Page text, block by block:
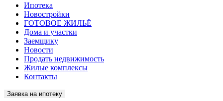
Ипотека
Новостройки
ГОТОВОЕ ЖИЛЬЁ
Дома и участки
Заемщику
Новости
Продать недвижимость
Жилые комплексы
Контакты
Заявка на ипотеку